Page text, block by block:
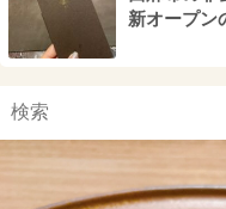
新オープン